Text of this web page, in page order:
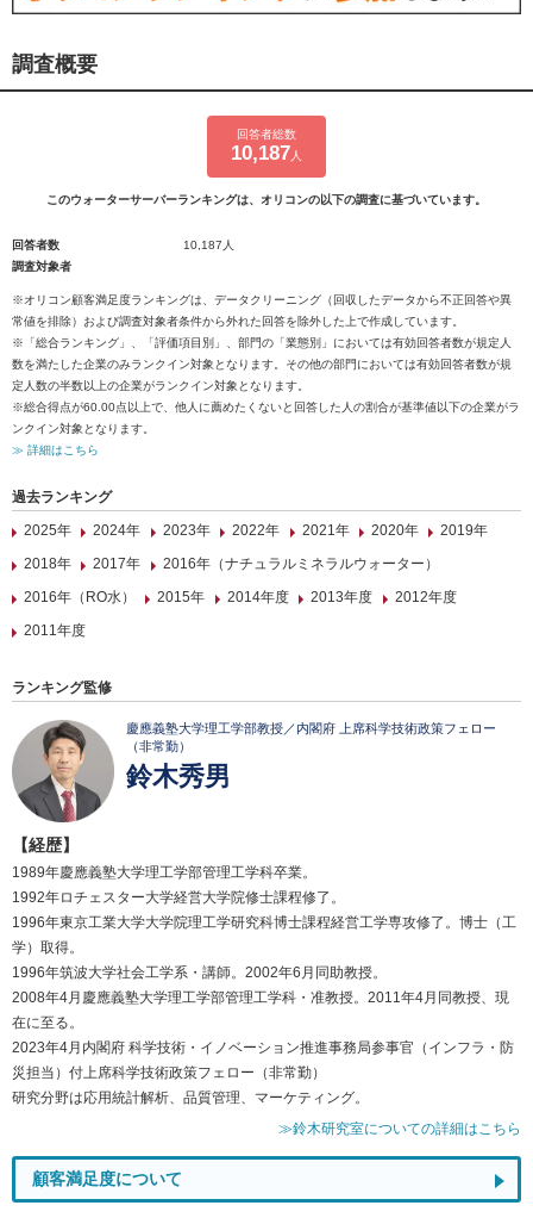
調査概要
回答者総数
10,187 人
このウォーターサーバーランキングは、オリコンの以下の調査に基づいています。
回答者数
10,187人
調査対象者
※オリコン顧客満足度ランキングは、データクリーニング（回収したデータから不正回答や異
常値を排除）および調査対象者条件から外れた回答を除外した上で作成しています。
※「総合ランキング」、「評価項目別」、部門の「業態別」においては有効回答者数が規定人
数を満たした企業のみランクイン対象となります。その他の部門においては有効回答者数が規
定人数の半数以上の企業がランクイン対象となります。
※総合得点が60.00点以上で、他人に薦めたくないと回答した人の割合が基準値以下の企業がラ
ンクイン対象となります。
≫ 詳細はこちら
過去ランキング
2025年
2024年 2023年 2022年 2021年 2020年
2019年
2018年
2017年
2016年（ナチュラルミネラルウォーター）
2016年（RO水）
2015年 2014年度 2013年度
2012年度
2011年度
ランキング監修
慶應義塾大学理工学部教授／内閣府 上席科学技術政策フェロー
（非常勤）
鈴木秀男
【経歴】
1989年慶應義塾大学理工学部管理工学科卒業。
1992年ロチェスター大学経営大学院修士課程修了。
1996年東京工業大学大学院理工学研究科博士課程経営工学専攻修了。博士（工
学）取得。
1996年筑波大学社会工学系・講師。2002年6月同助教授。
2008年4月慶應義塾大学理工学部管理工学科・准教授。2011年4月同教授、現
在に至る。
2023年4月内閣府 科学技術・イノベーション推進事務局参事官（インフラ・防
災担当）付上席科学技術政策フェロー（非常勤）
研究分野は応用統計解析、品質管理、マーケティング。
≫鈴木研究室についての詳細はこちら
顧客満足度について